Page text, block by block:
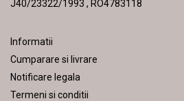
J40/23322/1993 , RO4783118
Informatii
Cumparare si livrare
Notificare legala
Termeni si conditii